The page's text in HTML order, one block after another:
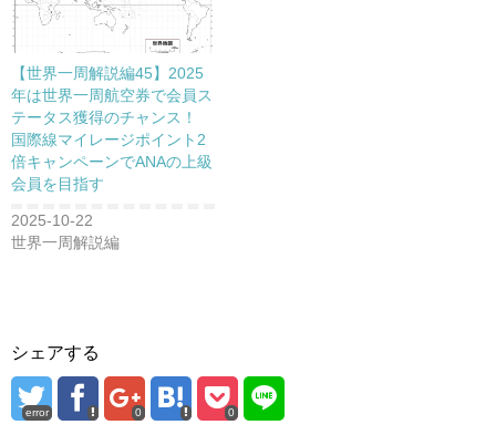
【世界一周解説編45】2025
年は世界一周航空券で会員ス
テータス獲得のチャンス！
国際線マイレージポイント2
倍キャンペーンでANAの上級
会員を目指す
2025-10-22
世界一周解説編
シェアする
error 0 0